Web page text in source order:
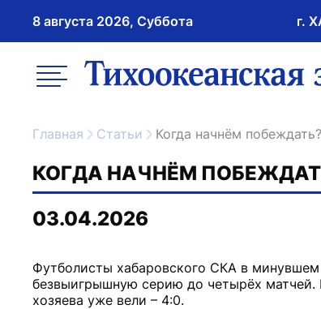
8 августа 2026, Суббота г.
меню ссылка на
Главная Статьи Когда начнём побеждать?
КОГДА НАЧНЁМ
03.04.2026
Футболисты хабаровского СКА в
безвыигрышную серию до четырёх
хозяева уже вели – 4:0.